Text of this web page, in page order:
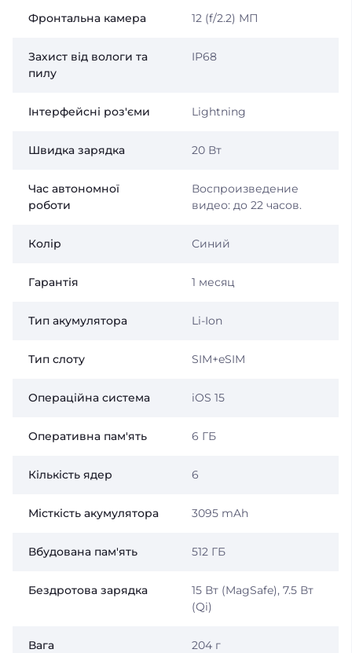
Фронтальна камера 12 (f/2.2) МП
Захист від вологи та
пилу
IP68
Інтерфейсні роз'єми Lightning
Швидка зарядка 20 Вт
Час автономної
роботи
Воспроизведение
видео: до 22 часов.
Колір Синий
Гарантія 1 месяц
Тип акумулятора Li-Ion
Тип слоту SIM+eSIM
Операційна система iOS 15
Оперативна пам'ять 6 ГБ
Кількість ядер 6
Місткість акумулятора 3095 mAh
Вбудована пам'ять 512 ГБ
Бездротова зарядка
15 Вт (MagSafe), 7.5 Вт
(Qi)
Вага 204 г